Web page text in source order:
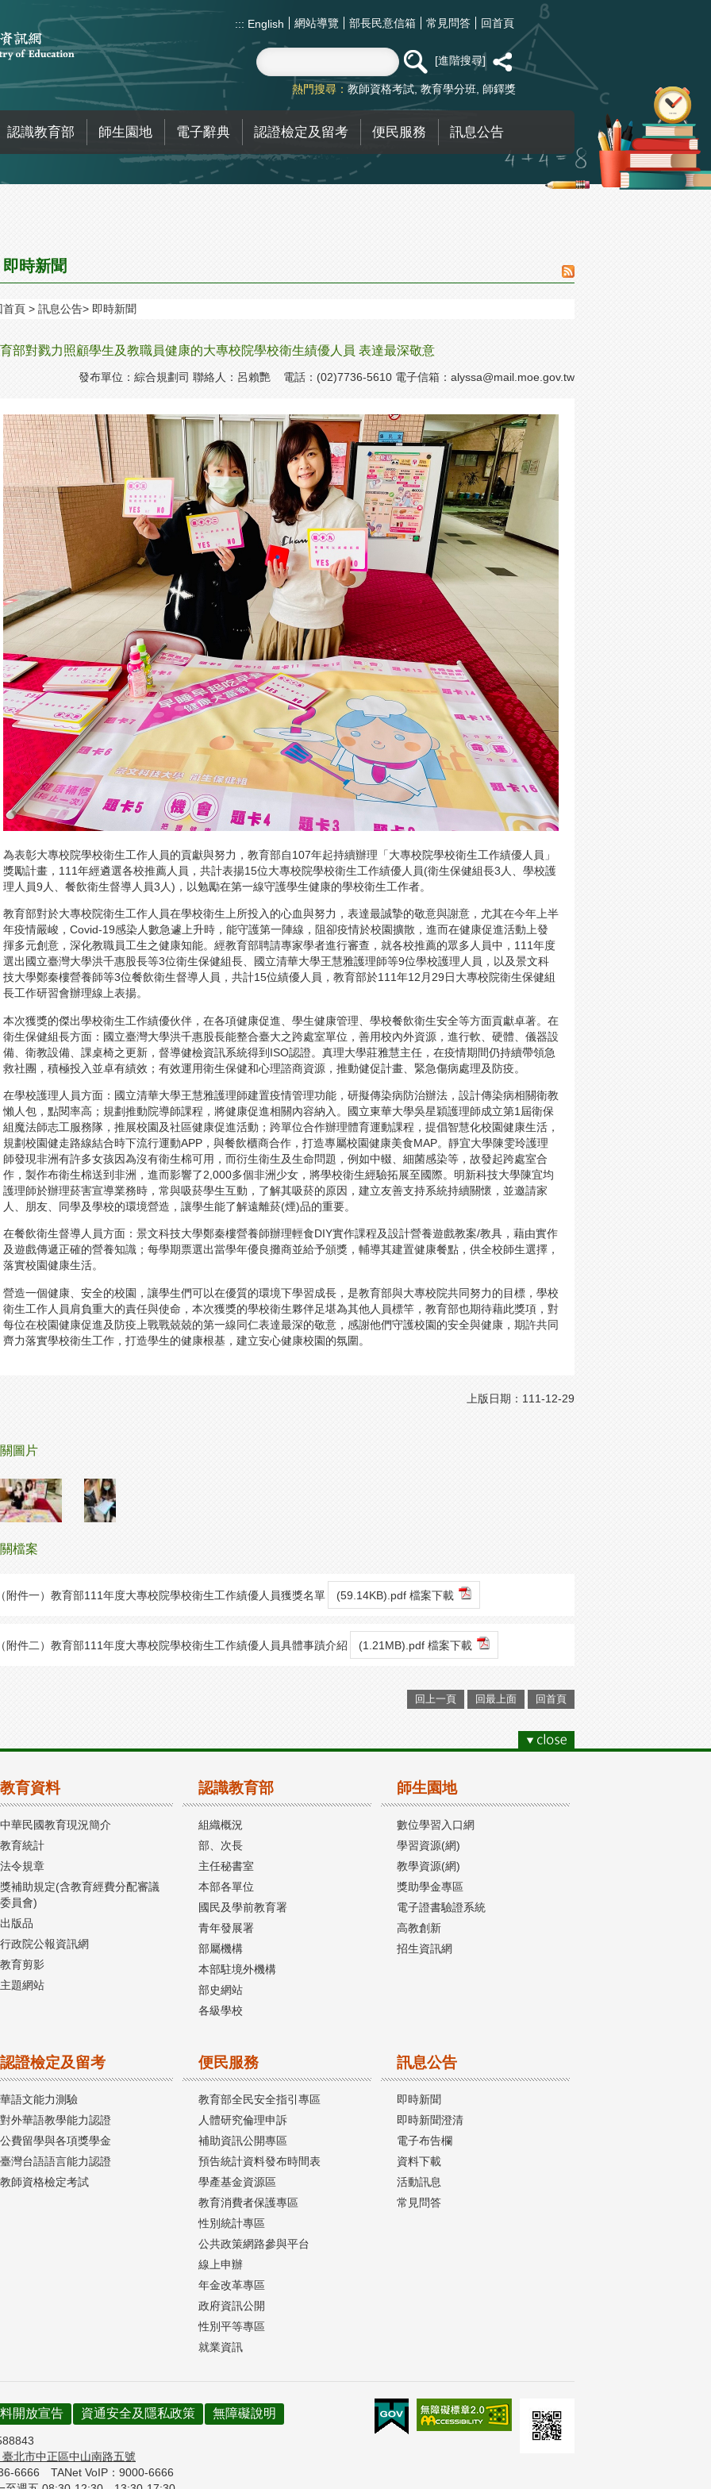
::: English 網站導覽 部長民意信箱 常見問答 回首頁
進階搜尋
熱門搜尋： 教師資格考試 教育學分班 師鐸獎
認識教育部 師生園地 電子辭典 認證檢定及留考 便民服務 訊息公告
即時新聞
首頁 訊息公告 即時新聞
部對戮力照顧學生及教職員健康的大專校院學校衛生績優人員 表達最深敬意
發布單位：綜合規劃司 聯絡人：呂賴艷 電話：(02)7736-5610 電子信箱： alyssa@mail.moe.gov.tw
為表彰大專校院學校衛生工作人員的貢獻與努力，教育部自107年起持續辦理「大專校院學校衛生工作績優人員」
獎勵計畫，111年經遴選各校推薦人員，共計表揚15位大專校院學校衛生工作績優人員(衛生保健組長3人、學校護
理人員9人、餐飲衛生督導人員3人)，以勉勵在第一線守護學生健康的學校衛生工作者。
教育部對於大專校院衛生工作人員在學校衛生上所投入的心血與努力，表達最誠摯的敬意與謝意，尤其在今年上半
年疫情嚴峻，Covid-19感染人數急遽上升時，能守護第一陣線，阻卻疫情於校園擴散，進而在健康促進活動上發
揮多元創意，深化教職員工生之健康知能。經教育部聘請專家學者進行審查，就各校推薦的眾多人員中，111年度
選出國立臺灣大學洪千惠股長等3位衛生保健組長、國立清華大學王慧雅護理師等9位學校護理人員，以及景文科
技大學鄭秦樓營養師等3位餐飲衛生督導人員，共計15位績優人員，教育部於111年12月29日大專校院衛生保健組
長工作研習會辦理線上表揚。
本次獲獎的傑出學校衛生工作績優伙伴，在各項健康促進、學生健康管理、學校餐飲衛生安全等方面貢獻卓著。在
衛生保健組長方面：國立臺灣大學洪千惠股長能整合臺大之跨處室單位，善用校內外資源，進行軟、硬體、儀器設
備、衛教設備、課桌椅之更新，督導健檢資訊系統得到ISO認證。真理大學莊雅慧主任，在疫情期間仍持續帶領急
救社團，積極投入並卓有績效；有效運用衛生保健和心理諮商資源，推動健促計畫、緊急傷病處理及防疫。
在學校護理人員方面：國立清華大學王慧雅護理師建置疫情管理功能，研擬傳染病防治辦法，設計傳染病相關衛教
懶人包，點閱率高；規劃推動院導師課程，將健康促進相關內容納入。國立東華大學吳星穎護理師成立第1屆衛保
組魔法師志工服務隊，推展校園及社區健康促進活動；跨單位合作辦理體育運動課程，提倡智慧化校園健康生活，
規劃校園健走路線結合時下流行運動APP，與餐飲櫃商合作，打造專屬校園健康美食MAP。靜宜大學陳雯玲護理
師發現非洲有許多女孩因為沒有衛生棉可用，而衍生衛生及生命問題，例如中輟、細菌感染等，故發起跨處室合
作，製作布衛生棉送到非洲，進而影響了2,000多個非洲少女，將學校衛生經驗拓展至國際。明新科技大學陳宜均
護理師於辦理菸害宣導業務時，常與吸菸學生互動，了解其吸菸的原因，建立友善支持系統持續關懷，並邀請家
人、朋友、同學及學校的環境營造，讓學生能了解遠離菸(煙)品的重要。
在餐飲衛生督導人員方面：景文科技大學鄭秦樓營養師辦理輕食DIY實作課程及設計營養遊戲教案/教具，藉由實作
及遊戲傳遞正確的營養知識；每學期票選出當學年優良攤商並給予頒獎，輔導其建置健康餐點，供全校師生選擇，
落實校園健康生活。
營造一個健康、安全的校園，讓學生們可以在優質的環境下學習成長，是教育部與大專校院共同努力的目標，學校
衛生工作人員肩負重大的責任與使命，本次獲獎的學校衛生夥伴足堪為其他人員標竿，教育部也期待藉此獎項，對
每位在校園健康促進及防疫上戰戰兢兢的第一線同仁表達最深的敬意，感謝他們守護校園的安全與健康，期許共同
齊力落實學校衛生工作，打造學生的健康根基，建立安心健康校園的氛圍。
上版日期：111-12-29
圖片
檔案
附件一）教育部111年度大專校院學校衛生工作績優人員獲獎名單 (59.14KB).pdf 檔案下載
附件二）教育部111年度大專校院學校衛生工作績優人員具體事蹟介紹 (1.21MB).pdf 檔案下載
回上一頁 回最上面 回首頁
教育資料
中華民國教育現況簡介
教育統計
法令規章
獎補助規定(含教育經費分配審議
委員會)
出版品
行政院公報資訊網
教育剪影
主題網站
認識教育部
組織概況
部、次長
主任秘書室
本部各單位
國民及學前教育署
青年發展署
部屬機構
本部駐境外機構
部史網站
各級學校
師生園地
數位學習入口網
學習資源(網)
教學資源(網)
獎助學金專區
電子證書驗證系統
高教創新
招生資訊網
認證檢定及留考
華語文能力測驗
對外華語教學能力認證
公費留學與各項獎學金
臺灣台語語言能力認證
教師資格檢定考試
便民服務
教育部全民安全指引專區
人體研究倫理申訴
補助資訊公開專區
預告統計資料發布時間表
學產基金資源區
教育消費者保護專區
性別統計專區
公共政策網路參與平台
線上申辦
年金改革專區
政府資訊公開
性別平等專區
就業資訊
訊息公告
即時新聞
即時新聞澄清
電子布告欄
資料下載
活動訊息
常見問答
開放宣告 資通安全及隱私政策 無障礙說明
臺北市中正區中山南路五號
6666 TANet VoIP：9000-6666